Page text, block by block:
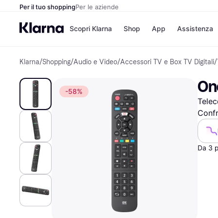
Per il tuo shoppingPer le aziende
Scopri Klarna
Opzioni di
Paga dopo 30 giorni
Finanziamento
Shop
Negozi
Unieuro
Media
eBay
Zalando
Elenco negozi
App Assistenza
Klarna/Shopping/Audio e Video/Accessori TV e Box TV Digitali/
-58%
Da 3